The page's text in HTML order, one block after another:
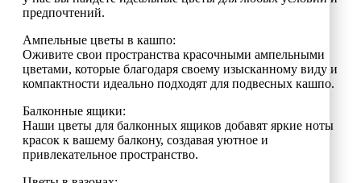
предпочтений.
Ампельные цветы в кашпо:
Оживите свои пространства красочными ампельными
цветами, которые благодаря своему изысканному виду и
компактности идеально подходят для подвесных кашпо.
Балконные ящики:
Наши цветы для балконных ящиков добавят яркие ноты
красок к вашему балкону, создавая уютное и
привлекательное пространство.